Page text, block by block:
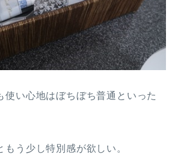
使い心地はぼちぼち普通といった
う少し特別感が欲しい。